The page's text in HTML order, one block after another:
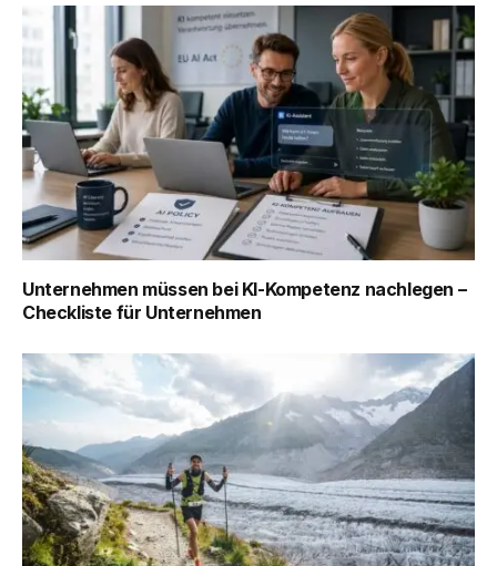
Unternehmen müssen bei KI-Kompetenz nachlegen –
Checkliste für Unternehmen